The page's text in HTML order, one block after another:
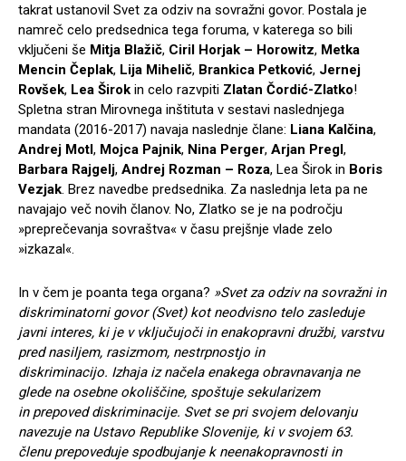
takrat ustanovil Svet za odziv na sovražni govor. Postala je
namreč celo predsednica tega foruma, v katerega so bili
vključeni še Mitja Blažič, Ciril Horjak – Horowitz, Metka
Mencin Čeplak, Lija Mihelič, Brankica Petković, Jernej
Rovšek, Lea Širok in celo razvpiti Zlatan Čordić-Zlatko!
Spletna stran Mirovnega inštituta v sestavi naslednjega
mandata (2016-2017) navaja naslednje člane: Liana Kalčina,
Andrej Motl, Mojca Pajnik, Nina Perger, Arjan Pregl,
Barbara Rajgelj, Andrej Rozman – Roza, Lea Širok in Boris
Vezjak . Brez navedbe predsednika. Za naslednja leta pa ne
navajajo več novih članov. No, Zlatko se je na področju
»preprečevanja sovraštva« v času prejšnje vlade zelo
»izkazal«.
In v čem je poanta tega organa? »Svet za odziv na sovražni in
diskriminatorni govor (Svet) kot neodvisno telo zasleduje
javni interes, ki je v vključujoči in enakopravni družbi, varstvu
pred nasiljem, rasizmom, nestrpnostjo in
diskriminacijo. Izhaja iz načela enakega obravnavanja ne
glede na osebne okoliščine, spoštuje sekularizem
in prepoved diskriminacije. Svet se pri svojem delovanju
navezuje na Ustavo Republike Slovenije, ki v svojem 63.
členu prepoveduje spodbujanje k neenakopravnosti in